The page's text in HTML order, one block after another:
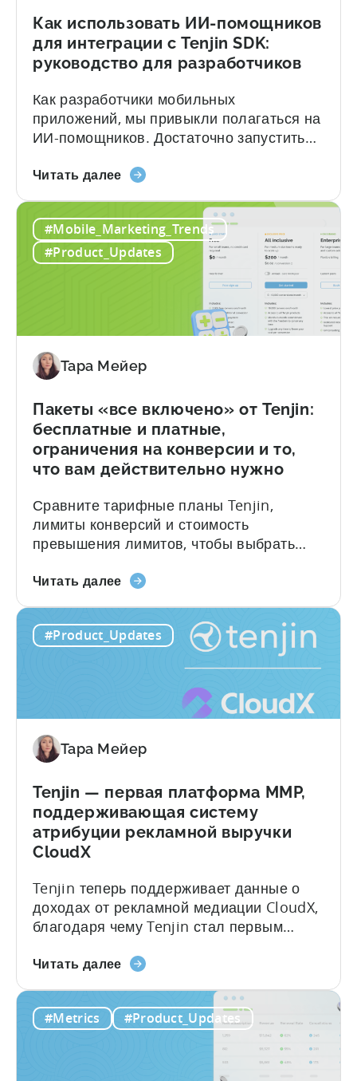
Fraud
Filters
Without
Leaving
Your
AI
Assistant
Как использовать ИИ-помощников
для интеграции с Tenjin SDK:
руководство для разработчиков
Как разработчики мобильных
приложений, мы привыкли полагаться на
ИИ-помощников. Достаточно запустить
описать, что вы хотите создать, — и
рабочий код. Но за этим удобством
скрывается цена: галлюцинации. В чём
же проблема? Когда вы просите LLM
интегрировать мобильный SDK, вы...
Читать далее«Как
помощников
для
интеграции
для
#Mobile_Marketing_Trends
#Product_Updates
Тара Мейер
Пакеты «все включено» от Tenjin:
бесплатные и платные,
ограничения на конверсии и то,
что вам действительно нужно
Сравните тарифные планы Tenjin,
лимиты конверсий и стоимость
превышения лимитов, чтобы выбрать
содержание: Что нужно знать о Tenjin
аналитике (MMP), созданный для
игровых студий и команд разработчиков
приложений, которым нужна точная
политика, не сдерживающая рост.
Большинство инструментов
маркетинговой аналитики созданы для...
Читать далееО
включено»
бесплатные
варианты,
на
конверсию
и
вам
действительно
нужно
#Product_Updates
Тара Мейер
Tenjin — первая платформа MMP,
поддерживающая систему
атрибуции рекламной выручки
CloudX
Tenjin теперь поддерживает данные о
доходах от рекламной медиации CloudX,
благодаря чему Tenjin стал первым
предлагающим атрибуцию CloudX для
используете CloudX в качестве
провайдера медиации, теперь вы можете
отправлять данные о доходах от
медиации рекламы напрямую в Tenjin.
Читать далееО
первая
#Metrics #Product_Updates